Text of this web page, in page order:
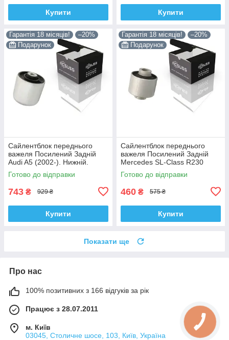
Купити Купити
Гарантія 18 місяців!
–20%
Подарунок
Сайлентблок переднього
важеля Посилений Задній
Audi A5 (2002-). Нижній.
Корея ACSUSS! 4H0407183 ,
TD1247W , VKDS331074
Готово до відправки
743 ₴ 929 ₴
Купити
Гарантія 18 місяців!
–20%
Подарунок
Сайлентблок переднього
важеля Посилений Задній
Mercedes SL-Class R230
(2006-). Корея ACSUSS!
28744 , TD4208W ,
Готово до відправки
460 ₴ 575 ₴
Купити
Показати ще
Про нас
100% позитивних з 166 відгуків за рік
Працює з 28.07.2011
м. Київ
03045, Столичне шосе, 103, Київ, Україна